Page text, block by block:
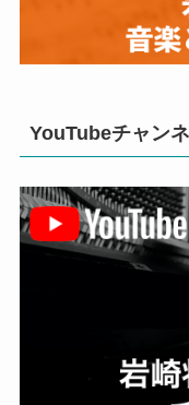
YouTubeチャン